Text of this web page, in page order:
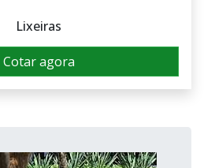
Lixeiras
Cotar agora